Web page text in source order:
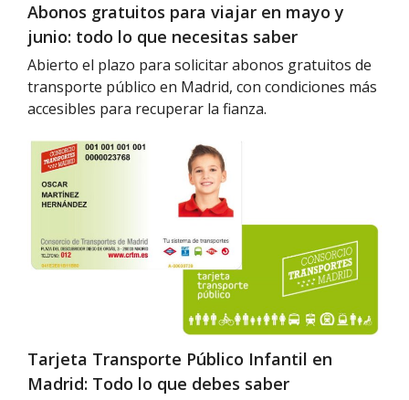
que
necesitas
saber
Abonos gratuitos para viajar en mayo y
junio: todo lo que necesitas saber
Abierto el plazo para solicitar abonos gratuitos de
transporte público en Madrid, con condiciones más
accesibles para recuperar la fianza.
Tarjeta
Transporte
Público
Infantil
en
Madrid:
saber
Tarjeta Transporte Público Infantil en
Madrid: Todo lo que debes saber